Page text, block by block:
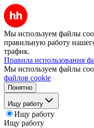
Мы используем файлы
правильную работу
трафик.
Правила использования
Мы используем файлы
файлов cookie
Понятно
Ищу работу
Ищу работу
Ищу работу